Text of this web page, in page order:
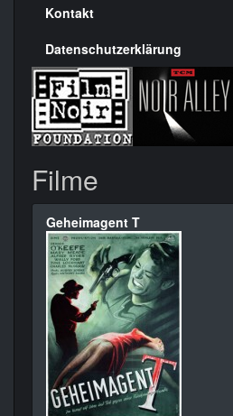
Kontakt
Datenschutzerklärung
Filme
Geheimagent T